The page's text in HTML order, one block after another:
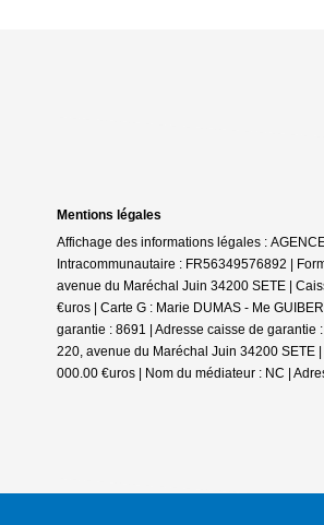
Mentions légales
Affichage des informations légales :
Intracommunautaire : FR56349576892 |
avenue du Maréchal Juin 34200 SETE |
€uros | Carte G : Marie DUMAS - Me
garantie : 8691 | Adresse caisse de
220, avenue du Maréchal Juin 34200 SETE
000.00 €uros | Nom du médiateur : NC |